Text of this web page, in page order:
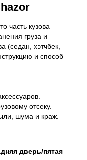
часть кузова
груза и
(седан, хэтчбек,
и способ
отсеку.
шума и краж.
дверь/пятая